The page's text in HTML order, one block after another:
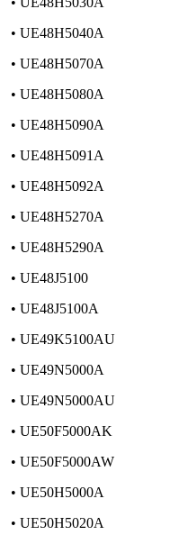
• UE48H5040A
• UE48H5070A
• UE48H5080A
• UE48H5090A
• UE48H5091A
• UE48H5092A
• UE48H5270A
• UE48H5290A
• UE48J5100
• UE48J5100A
• UE49K5100AU
• UE49N5000A
• UE49N5000AU
• UE50F5000AK
• UE50F5000AW
• UE50H5000A
• UE50H5020A